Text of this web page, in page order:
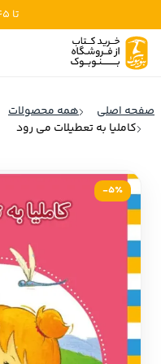
تا 45درصد تخفیف
ادبیات
روانشناسی
تاریخ و سیاست
نشریات
کودک و نوجوان
فلسفه
صفحه اصلی همه محصولات
کاملیا به تعطیلات می رود
5٪-